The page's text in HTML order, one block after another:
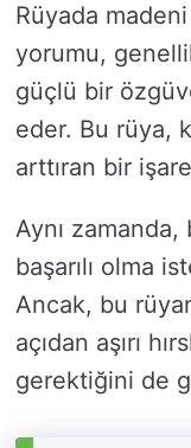
Rüyada
yorumu,
güçlü bir
eder. Bu rüya,
arttıran bir
Aynı
başarılı olma
Ancak, bu
açıdan aşırı
gerektiğini de